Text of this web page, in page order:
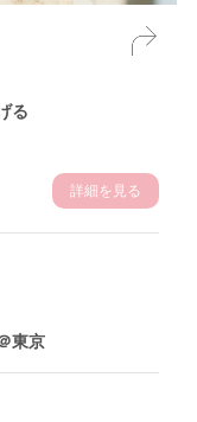
る
詳細を見る
東京